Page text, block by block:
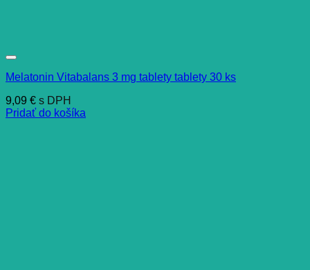
Melatonin Vitabalans 3 mg tablety tablety 30 ks
9,09 € s DPH
Pridať do košíka